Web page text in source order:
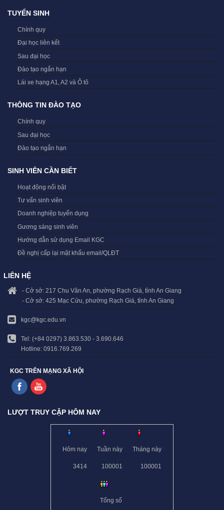
TUYỂN SINH
Chính quy
Đại học liên kết
Sau đại học
Đào tạo ngắn hạn
Lái xe hạng A1, A2 và Ô tô
THÔNG TIN ĐÀO TẠO
Chính quy
Sau đại học
Đào tạo ngắn hạn
SINH VIÊN CẦN BIẾT
Hoạt động nổi bật
Tư vấn sinh viên
Doanh nghiệp tuyển dụng
Gương sáng sinh viên
Hướng dẫn sử dụng Email KGC
Đề nghị cấp lại mật khẩu email/QLĐT
LIÊN HỆ
- Cở sở: 217 Chu Văn An, phường Rạch Giá, tỉnh An Giang
- Cở sở: 425 Mạc Cửu, phường Rạch Giá, tỉnh An Giang
kgc@kgc.edu.vn
Tel: (+84 0297) 3.863.530 - 3.690.646
Hotline: 0916.769.269
KGC TRÊN MẠNG XÃ HỘI
LƯỢT TRUY CẬP HÔM NAY
Hôm nay
3414
Tuần này
100001
Tháng này
100001
Tổng số